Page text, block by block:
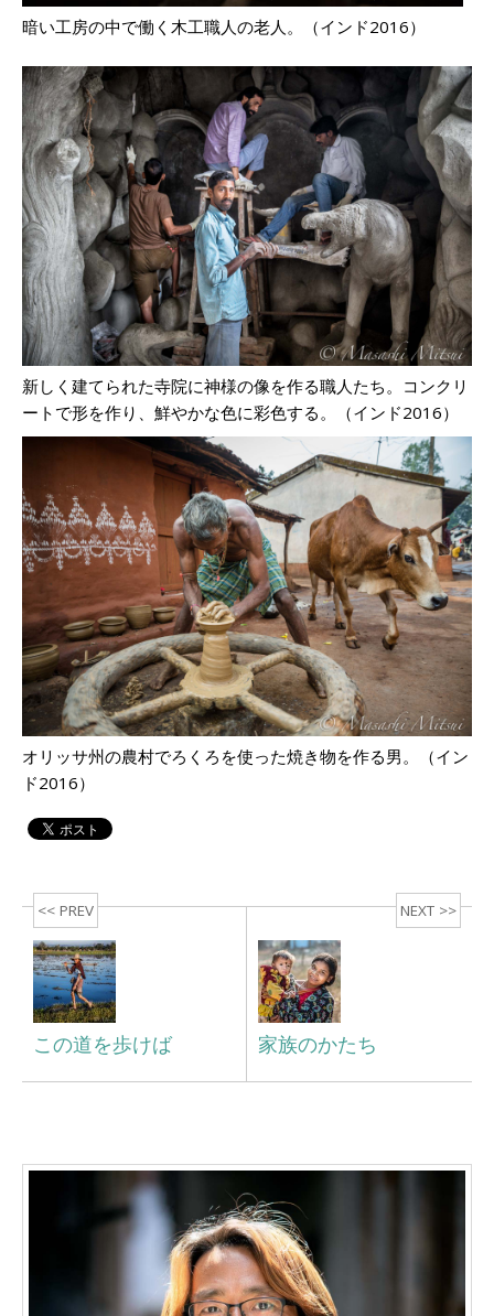
暗い工房の中で働く木工職人の老人。（インド2016）
新しく建てられた寺院に神様の像を作る職人たち。コンクリ
ートで形を作り、鮮やかな色に彩色する。（インド2016）
オリッサ州の農村でろくろを使った焼き物を作る男。（イン
ド2016）
<< PREV
この道を歩けば
NEXT >>
家族のかたち